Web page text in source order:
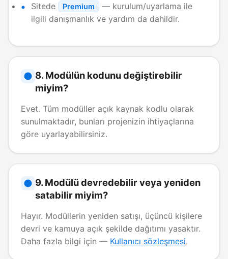
Sitede
Premium
— kurulum/uyarlama ile
ilgili danışmanlık ve yardım da dahildir.
8. Modülün kodunu değiştirebilir
miyim?
Evet. Tüm modüller açık kaynak kodlu olarak
sunulmaktadır, bunları projenizin ihtiyaçlarına
göre uyarlayabilirsiniz.
9. Modülü devredebilir veya yeniden
satabilir miyim?
Hayır. Modüllerin yeniden satışı, üçüncü kişilere
devri ve kamuya açık şekilde dağıtımı yasaktır.
Daha fazla bilgi için — Kullanıcı sözleşmesi.